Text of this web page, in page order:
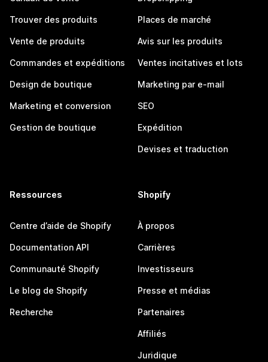
Trouver des produits
Vente de produits
Commandes et expéditions
Design de boutique
Marketing et conversion
Gestion de boutique
Places de marché
Avis sur les produits
Ventes incitatives et lots
Marketing par e-mail
SEO
Expédition
Devises et traduction
Ressources
Centre d’aide de Shopify
Documentation API
Communauté Shopify
Le blog de Shopify
Recherche
Shopify
À propos
Carrières
Investisseurs
Presse et médias
Partenaires
Affiliés
Juridique